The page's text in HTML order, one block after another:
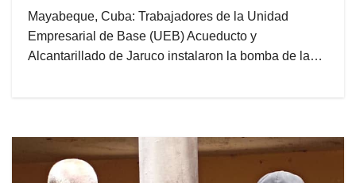
Mayabeque, Cuba: Trabajadores de la Unidad
Empresarial de Base (UEB) Acueducto y
Alcantarillado de Jaruco instalaron la bomba de la…